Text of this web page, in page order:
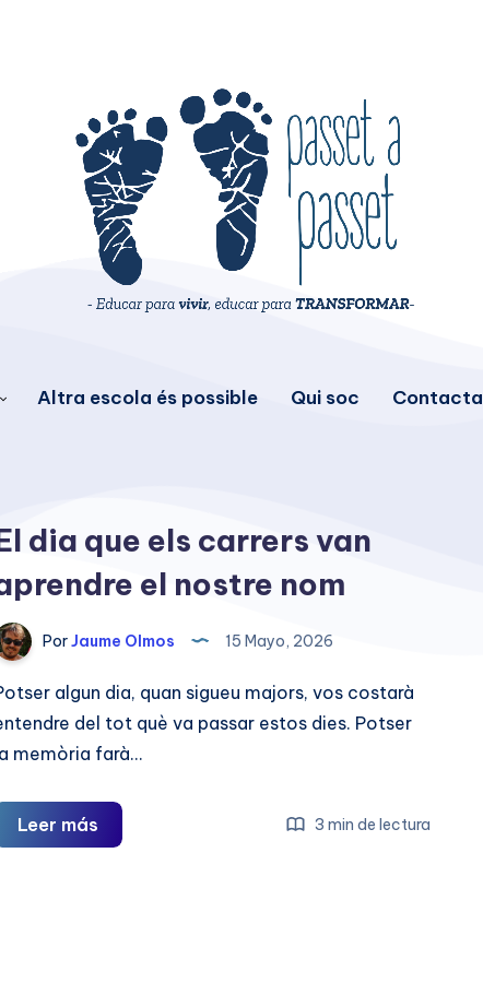
Altra escola és possible Qui soc Contacta
dia que els carrers van
el nostre nom
PorJaume Olmos 15 Mayo, 2026
algun dia, quan sigueu majors, vos costarà
del tot què va passar estos dies. Potser
memòria farà…
Leer más
dia
3 min de lectura